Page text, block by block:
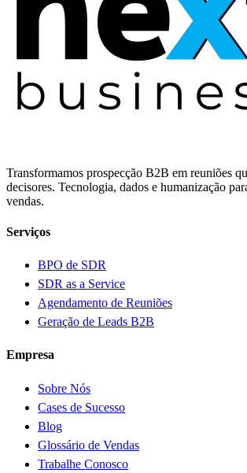
Transformamos prospecção B2B em reuniões
decisores. Tecnologia, dados e humanização
vendas.
Serviços
BPO de SDR
SDR as a Service
Agendamento de Reuniões
Geração de Leads B2B
Empresa
Sobre Nós
Cases de Sucesso
Blog
Glossário de Vendas
Trabalhe Conosco